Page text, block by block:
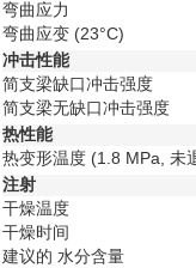
弯曲应力
弯曲应变 (23°C)
冲击性能
简支梁缺口冲击强度
简支梁无缺口冲击强度
热性能
热变形温度 (1.8 MPa, 未
注射
干燥温度
干燥时间
建议的 水分含量